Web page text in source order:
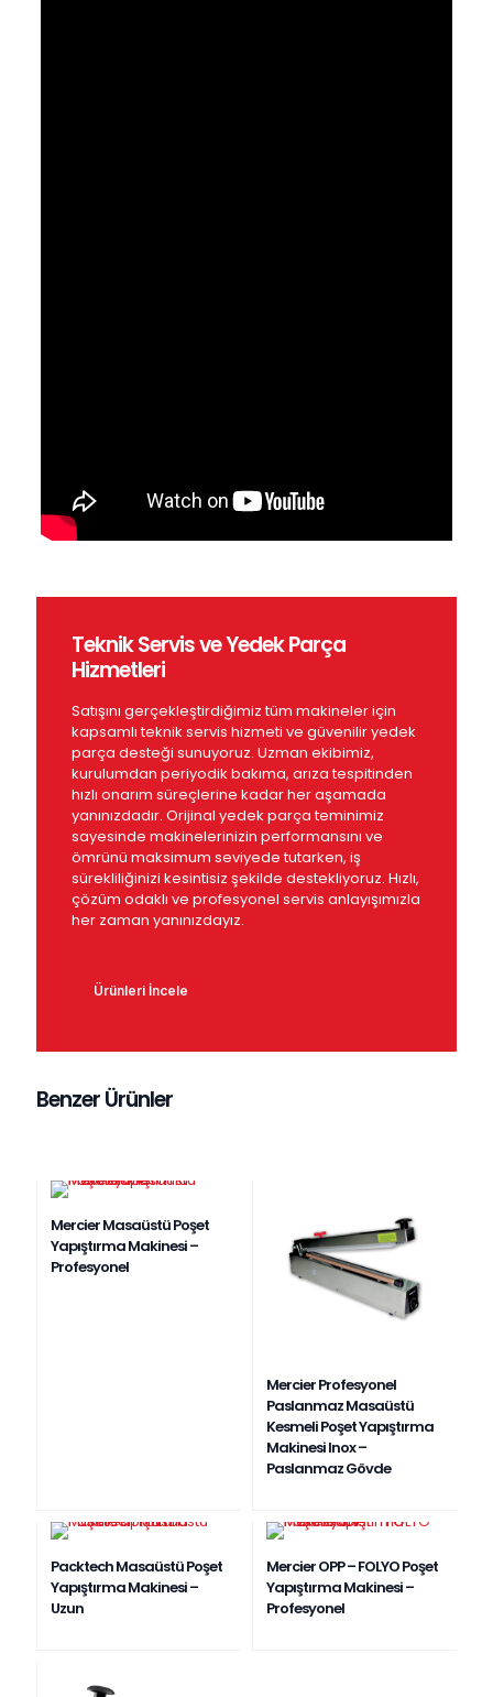
Teknik Servis ve Yedek Parça
Hizmetleri
Satışını gerçekleştirdiğimiz tüm makineler için
kapsamlı teknik servis hizmeti ve güvenilir yedek
parça desteği sunuyoruz. Uzman ekibimiz,
kurulumdan periyodik bakıma, arıza tespitinden
hızlı onarım süreçlerine kadar her aşamada
yanınızdadır. Orijinal yedek parça teminimiz
sayesinde makinelerinizin performansını ve
ömrünü maksimum seviyede tutarken, iş
sürekliliğinizi kesintisiz şekilde destekliyoruz. Hızlı,
çözüm odaklı ve profesyonel servis anlayışımızla
her zaman yanınızdayız.
Ürünleri İncele
Benzer Ürünler
Mercier Masaüstü Poşet
Yapıştırma Makinesi –
Profesyonel
Mercier Profesyonel
Paslanmaz Masaüstü
Kesmeli Poşet Yapıştırma
Makinesi Inox –
Paslanmaz Gövde
Packtech Masaüstü Poşet
Yapıştırma Makinesi –
Uzun
Mercier OPP – FOLYO Poşet
Yapıştırma Makinesi –
Profesyonel